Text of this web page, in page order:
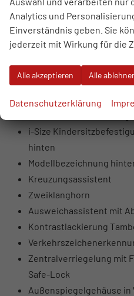
Functions on Demand
Reifenreparaturset
Soundsystem: AUDI, 8-
Gesamtleistung, 10
Rücksitzbank plus mit
Berganfahrassistent
i-Size
hinten
Modellbezeichnung
Kreuzungsassistent
Zweiklanghorn
Ausweichassistent mit
Kontrastlackierung
Zentralverriegelung mit
Safe-Lock
Außenspiegelgehäuse
Analytics und
Einverständnis geben. Sie
jederzeit mit Wirkung für die
Alle akzeptieren Alle
Datenschutzerklärung